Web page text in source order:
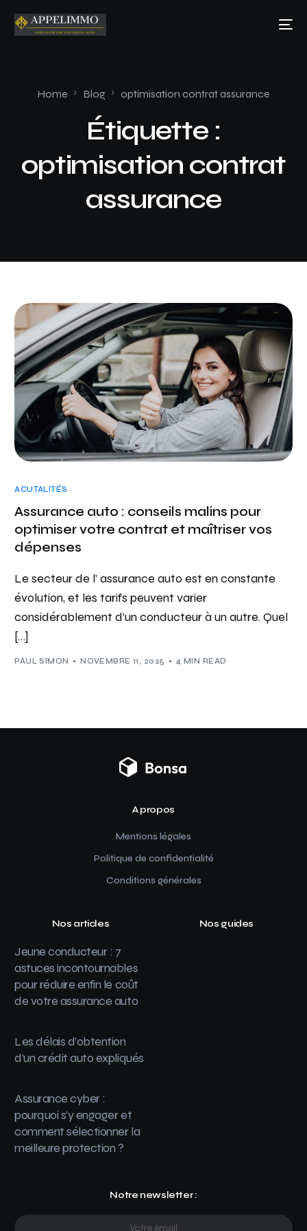
Home Blog optimisation contrat assurance
Étiquette :
optimisation contrat
assurance
ACUTALITÉS
Assurance auto : conseils malins pour
optimiser votre contrat et maîtriser vos
dépenses
Le secteur de l’ assurance auto est en constante
évolution, et les tarifs peuvent varier
considérablement d’un conducteur à un autre. Quel
[…]
PAUL SIMON NOVEMBRE 11, 2025 4 MIN READ
A propos
Mentions légales
Politique de confidentialité
Conditions générales
Nos articles
Jeune conducteur : 7
astuces incontournables
pour réduire enfin le coût
de votre assurance auto
Les délais d’obtention
d’un crédit auto expliqués
Assurance cyber :
pourquoi s’y engager et
comment sélectionner la
meilleure protection ?
Nos guides
Notre newsletter :